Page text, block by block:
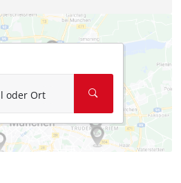
oder Ort